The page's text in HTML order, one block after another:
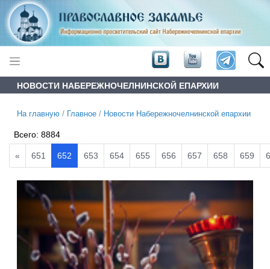
НОВОСТИ НАБЕРЕЖНОЧЕЛНИНСКОЙ ЕПАРХИИ
На главную / Главное / Новости Набережночелнинской епархии
Всего:8884
« 651 652 653 654 655 656 657 658 659